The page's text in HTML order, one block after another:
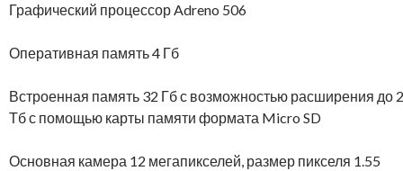
Графический процессор Adreno 506
Оперативная память 4 Гб
Встроенная память 32 Гб с возможностью расширения до 2
Тб с помощью карты памяти формата Micro SD
Основная камера 12 мегапикселей, размер пикселя 1.55